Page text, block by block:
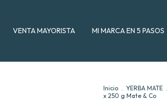
VENTA MAYORISTA MI MARCA EN 5 PASOS
Inicio . YERBA MATE .
x 250 g Mate & Co